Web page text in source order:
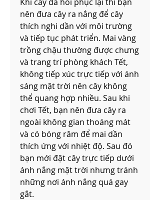
nên đưa cây ra nắng để cây
thích nghi dần với môi trường
và tiếp tục phát triển. Mai vàng
trồng chậu thường được chưng
và trang trí phòng khách Tết,
không tiếp xúc trực tiếp với ánh
sáng mặt trời nên cây không
thể quang hợp nhiều. Sau khi
chơi Tết, bạn nên đưa cây ra
ngoài không gian thoáng mát
và có bóng râm để mai dần
thích ứng với nhiệt độ. Sau đó
bạn mới đặt cây trực tiếp dưới
ánh nắng mặt trời nhưng tránh
những nơi ánh nắng quá gay
gắt.